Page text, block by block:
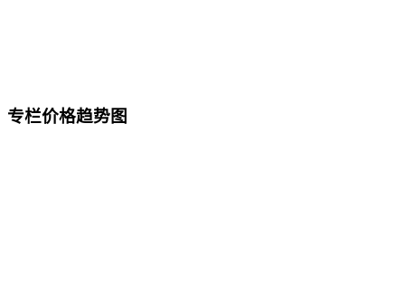
专栏价格趋势图